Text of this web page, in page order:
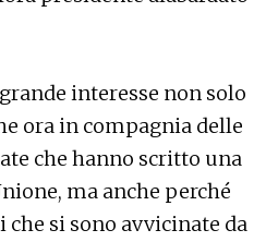
interesse non solo
ora in compagnia delle
che hanno scritto una
ma anche perché
si sono avvicinate da